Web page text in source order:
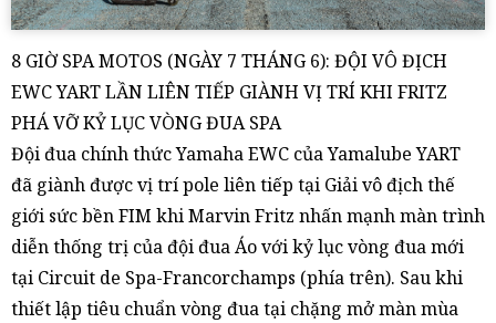
8 GIỜ SPA MOTOS (NGÀY 7 THÁNG 6): ĐỘI VÔ ĐỊCH
EWC YART LẦN LIÊN TIẾP GIÀNH VỊ TRÍ KHI FRITZ
PHÁ VỠ KỶ LỤC VÒNG ĐUA SPA
Đội đua chính thức Yamaha EWC của Yamalube YART
đã giành được vị trí pole liên tiếp tại Giải vô địch thế
giới sức bền FIM khi Marvin Fritz nhấn mạnh màn trình
diễn thống trị của đội đua Áo với kỷ lục vòng đua mới
tại Circuit de Spa-Francorchamps (phía trên). Sau khi
thiết lập tiêu chuẩn vòng đua tại chặng mở màn mùa